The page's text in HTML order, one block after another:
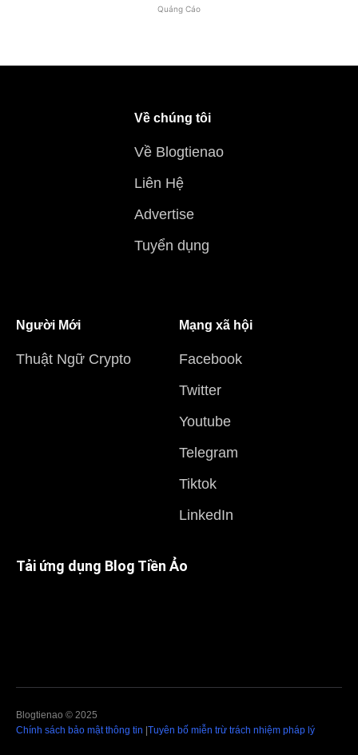
Quảng Cáo
Về chúng tôi
Về Blogtienao
Liên Hệ
Advertise
Tuyển dụng
Người Mới
Thuật Ngữ Crypto
Mạng xã hội
Facebook
Twitter
Youtube
Telegram
Tiktok
LinkedIn
Tải ứng dụng Blog Tiền Ảo
Blogtienao © 2025
Chính sách bảo mật thông tin Tuyên bố miễn trừ trách nhiệm pháp lý